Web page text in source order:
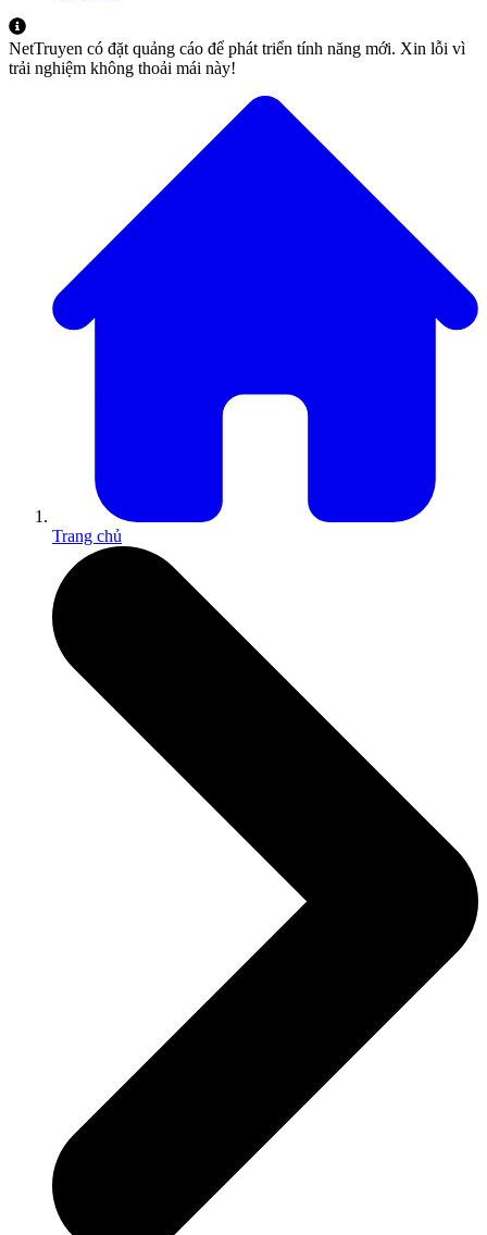
NetTruyen có đặt quảng cáo để phát triển tính năng mới. Xin lỗi vì
trải nghiệm không thoải mái này!
Trang chủ